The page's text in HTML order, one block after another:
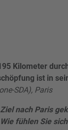
Kilometer
ist in
SDA), Paris
nach Paris
fühlen Sie